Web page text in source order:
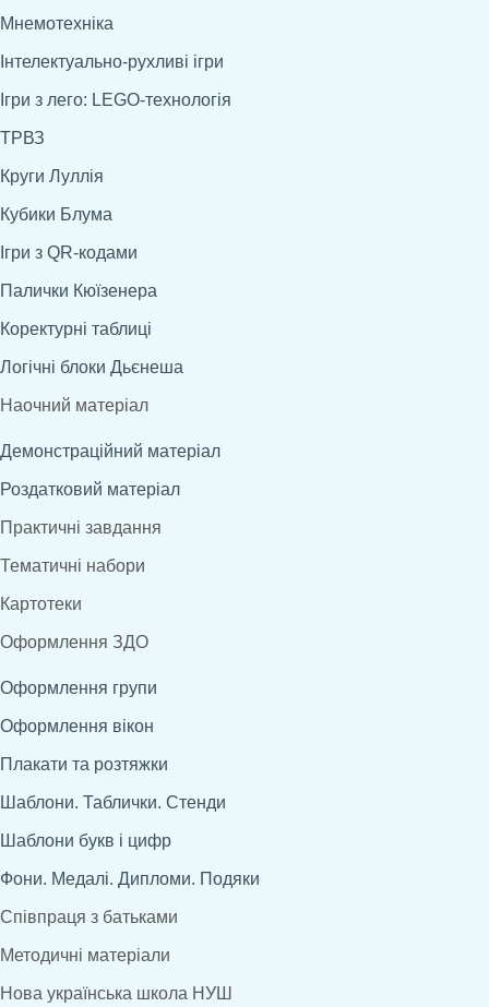
Мнемотехніка
Інтелектуально-рухливі ігри
Ігри з лего: LEGO-технологія
ТРВЗ
Круги Луллія
Кубики Блума
Ігри з QR-кодами
Палички Кюїзенера
Коректурні таблиці
Логічні блоки Дьєнеша
Наочний матеріал
Демонстраційний матеріал
Роздатковий матеріал
Практичні завдання
Тематичні набори
Картотеки
Оформлення ЗДО
Оформлення групи
Оформлення вікон
Плакати та розтяжки
Шаблони. Таблички. Стенди
Шаблони букв і цифр
Фони. Медалі. Дипломи. Подяки
Співпраця з батьками
Методичні матеріали
Нова українська школа НУШ